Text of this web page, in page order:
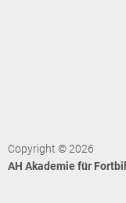
Copyright © 2026
AH Akademie für